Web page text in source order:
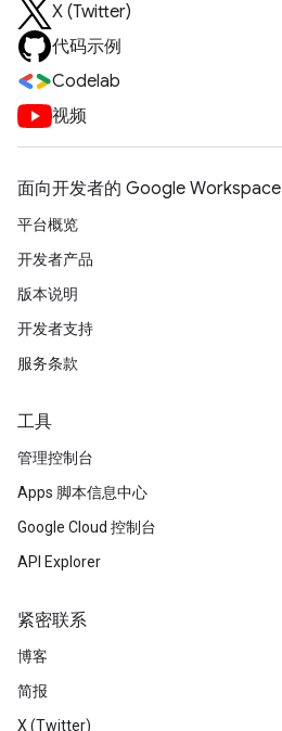
X (Twitter)
代码示例
Codelab
视频
面向开发者的 Google Workspace
平台概览
开发者产品
版本说明
开发者支持
服务条款
工具
管理控制台
Apps 脚本信息中心
Google Cloud 控制台
API Explorer
紧密联系
博客
简报
X (Twitter)